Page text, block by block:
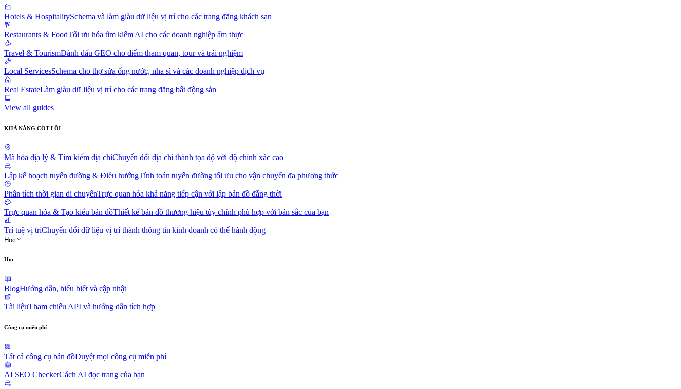
Hotels & HospitalitySchema và làm giàu dữ liệu vị trí cho các trang đăng khách sạn
Restaurants & FoodTối ưu hóa tìm kiếm AI cho các doanh nghiệp ẩm thực
Travel & TourismĐánh dấu GEO cho điểm tham quan, tour và trải nghiệm
Local ServicesSchema cho thợ sửa ống nước, nha sĩ và các doanh nghiệp dịch vụ
Real EstateLàm giàu dữ liệu vị trí cho các trang đăng bất động sản
View all guides
KHẢ NĂNG CỐT LÕI
Mã hóa địa lý & Tìm kiếm địa chỉChuyển đổi địa chỉ thành tọa độ với độ chính xác cao
Lập kế hoạch tuyến đường & Điều hướngTính toán tuyến đường tối ưu cho vận chuyển đa phương thức
Phân tích thời gian di chuyểnTrực quan hóa khả năng tiếp cận với lập bản đồ đẳng thời
Trực quan hóa & Tạo kiểu bản đồThiết kế bản đồ thương hiệu tùy chỉnh phù hợp với bản sắc của bạn
Trí tuệ vị tríChuyển đổi dữ liệu vị trí thành thông tin kinh doanh có thể hành động
Học
Học
BlogHướng dẫn, hiểu biết và cập nhật
Tài liệuTham chiếu API và hướng dẫn tích hợp
Công cụ miễn phí
Tất cả công cụ bản đồDuyệt mọi công cụ miễn phí
AI SEO CheckerCách AI đọc trang của bạn